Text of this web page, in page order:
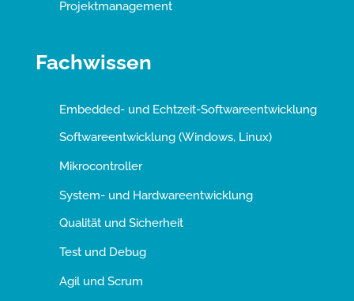
Projektmanagement
Fachwissen
Embedded- und Echtzeit-Softwareentwicklung
Softwareentwicklung (Windows, Linux)
Mikrocontroller
System- und Hardwareentwicklung
Qualität und Sicherheit
Test und Debug
Agil und Scrum